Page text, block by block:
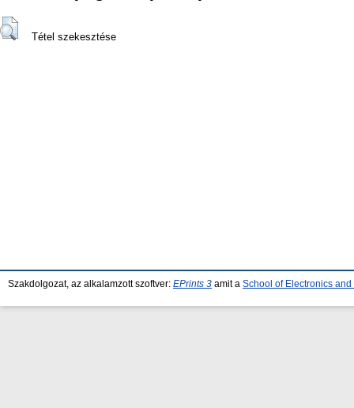
Tétel szekesztése
Szakdolgozat, az alkalamzott szoftver: EPrints 3 amit a School of Electronics